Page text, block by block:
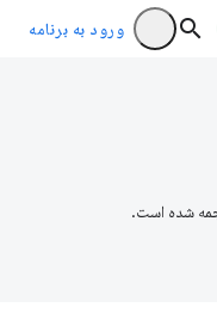
ورود به برنامه
شده است.